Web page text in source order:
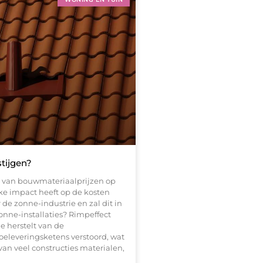
bouwmateriaalprijzen op
impact heeft op de kosten
zonne-industrie en zal dit in
installaties? Rimpeffect
herstelt van de
verstoord, wat
veel constructies materialen,